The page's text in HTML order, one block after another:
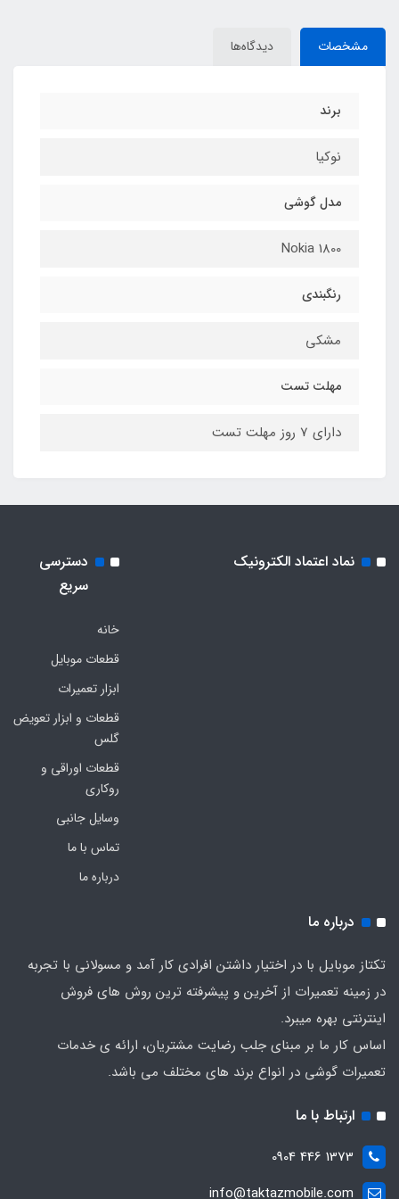
مشخصات دیدگاه‌ها
برند
نوکیا
مدل گوشی
Nokia 1800
رنگبندی
مشکی
مهلت تست
دارای 7 روز مهلت تست
نماد اعتماد الکترونیک
دسترسی
سریع
خانه
قطعات موبایل
ابزار تعمیرات
قطعات و ابزار تعویض
گلس
قطعات اوراقی و
روکاری
وسایل جانبی
تماس با ما
درباره ما
درباره ما
تکتاز موبایل با در اختیار داشتن افرادی کار آمد و مسولانی با تجربه
در زمینه تعمیرات از آخرین و پیشرفته ترین روش های فروش
اینترنتی بهره میبرد.
اساس کار ما بر مبنای جلب رضایت مشتریان، ارائه ی خدمات
تعمیرات گوشی در انواع برند های مختلف می باشد.
ارتباط با ما
1373 446 0904
info@taktazmobile.com